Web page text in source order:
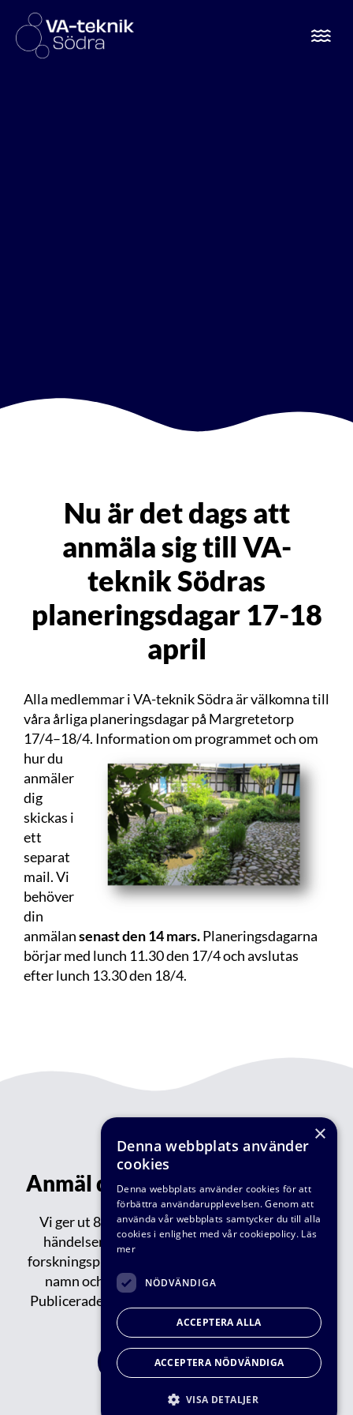
Nu är det dags att
anmäla sig till VA-
teknik Södras
planeringsdagar 17-18
april
Alla medlemmar i VA-teknik Södra är välkomna till
våra årliga planeringsdagar på Margretetorp
17/4–18/4. Information om programmet och om
hur du
anmäler
dig
skickas i
ett
separat
mail. Vi
behöver
din
anmälansenast den 14 mars.Planeringsdagarna
börjar med lunch 11.30 den 17/4 och avslutas
efter lunch 13.30 den 18/4.
Anmäl dig till vårt nyhetsbrev!
Vi ger ut 8-9 nyhetsbrev varje år med aktuella
händelser inom VA-teknik Södra: reportage,
forskningsprojekt, publikationer, events, nytt om
namn och tips om spännande saker på gång.
Publicerade/tidigare nyhetsbrev kan du läsa
FÅ VÅRT NYHETBREV
×
Denna webbplats använder
cookies
Denna webbplats använder cookies för att
förbättra användarupplevelsen. Genom att
använda vår webbplats samtycker du till alla
cookies i enlighet med vår cookiepolicy. Läs
mer
NÖDVÄNDIGA
ACCEPTERA ALLA
ACCEPTERA NÖDVÄNDIGA
VISA DETALJER